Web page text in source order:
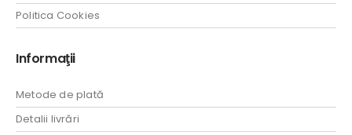
Politica Cookies
Informaţii
Metode de plată
Detalii livrări